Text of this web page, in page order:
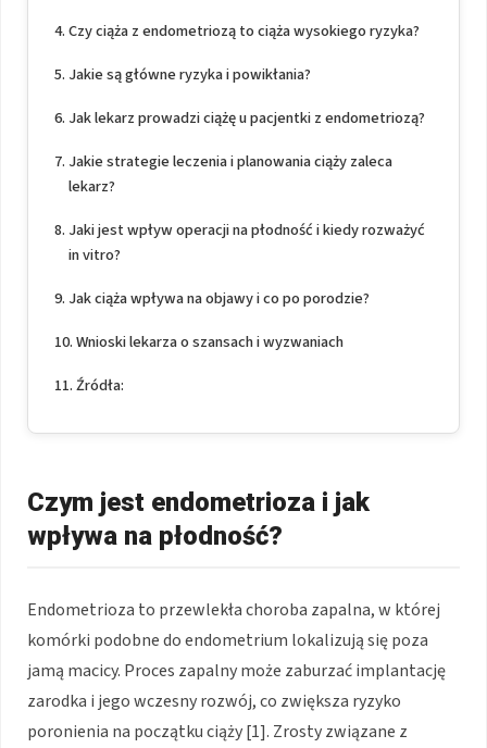
Czy ciąża z endometriozą to ciąża wysokiego ryzyka?
Jakie są główne ryzyka i powikłania?
Jak lekarz prowadzi ciążę u pacjentki z endometriozą?
Jakie strategie leczenia i planowania ciąży zaleca
lekarz?
Jaki jest wpływ operacji na płodność i kiedy rozważyć
in vitro?
Jak ciąża wpływa na objawy i co po porodzie?
Wnioski lekarza o szansach i wyzwaniach
Źródła:
Czym jest endometrioza i jak
wpływa na płodność?
Endometrioza to przewlekła choroba zapalna, w której
komórki podobne do endometrium lokalizują się poza
jamą macicy. Proces zapalny może zaburzać implantację
zarodka i jego wczesny rozwój, co zwiększa ryzyko
poronienia na początku ciąży [1]. Zrosty związane z